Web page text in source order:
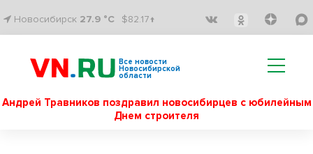
Новосибирск 27.9 °C $82.17↑
Все новости
Новосибирской
области
Андрей Травников поздравил новосибирцев с юбилейным
Днем строителя